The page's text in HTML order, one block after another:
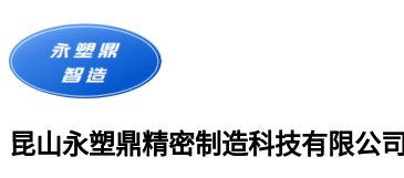
昆山永塑鼎精密制造科技有限公司